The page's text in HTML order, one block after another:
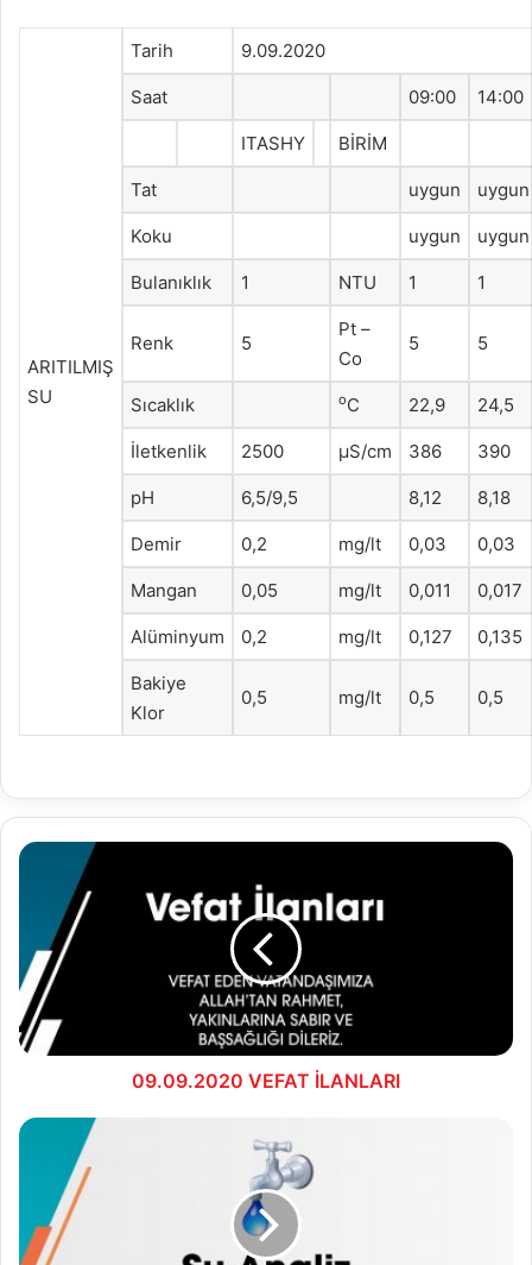
ARITILMIŞ
SU
Tarih 9.09.2020
Saat 09:00 14:00
ITASHY BİRİM
Tat uygun uygun
Koku uygun uygun
Bulanıklık 1 NTU 1 1
Renk 5
Pt –
Co
5 5
Sıcaklık oC 22,9 24,5
İletkenlik 2500 μS/cm 386 390
pH 6,5/9,5 8,12 8,18
Demir 0,2 mg/lt 0,03 0,03
Mangan 0,05 mg/lt 0,011 0,017
Alüminyum 0,2 mg/lt 0,127 0,135
Bakiye
Klor
0,5 mg/lt 0,5 0,5
09.09.2020
İLANLARI
09.09.2020 VEFAT İLANLARI
09.09.2020
Raporu
(Haftalık
Analizler)